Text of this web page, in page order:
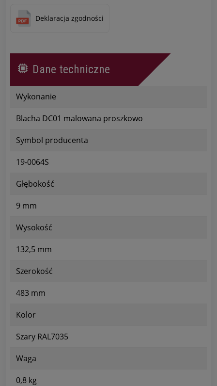
Deklaracja zgodności
Dane techniczne
Wykonanie
Blacha DC01 malowana proszkowo
Symbol producenta
19-0064S
Głębokość
9 mm
Wysokość
132,5 mm
Szerokość
483 mm
Kolor
Szary RAL7035
Waga
0,8 kg